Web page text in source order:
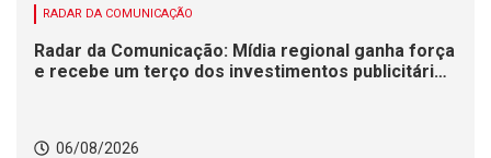
RADAR DA COMUNICAÇÃO
Radar da Comunicação: Mídia regional ganha força
e recebe um terço dos investimentos publicitários
06/08/2026